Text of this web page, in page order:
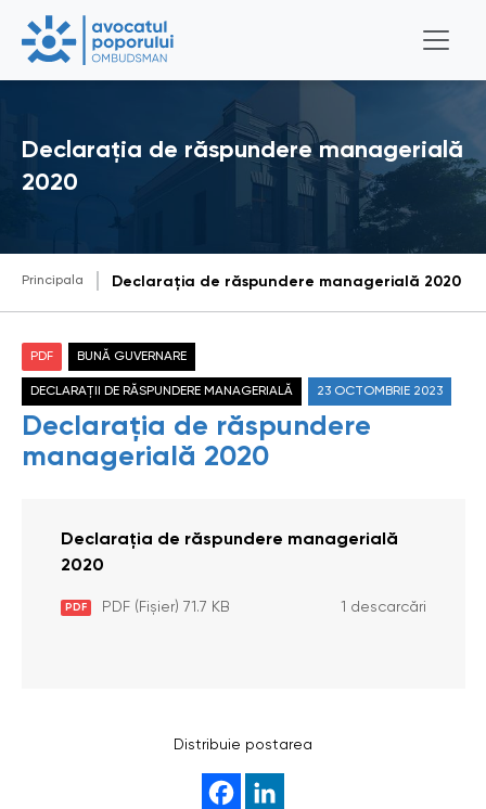
Declarația de răspundere managerială
2020
Principala Declarația de răspundere managerială 2020
PDF BUNĂ GUVERNARE
DECLARAȚII DE RĂSPUNDERE MANAGERIALĂ 23 OCTOMBRIE 2023
Declarația de răspundere
managerială 2020
Declarația de răspundere managerială
2020
PDF PDF (Fișier) 71.7 KB 1 descarcări
Distribuie postarea